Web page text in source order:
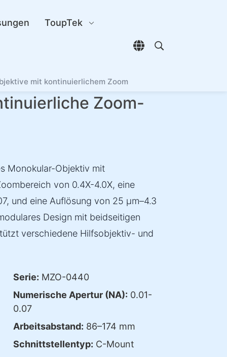
ToupTek
Sprachauswahl
Open search
mit kontinuierlichem Zoom
Zoom-
Monokular-Objektiv mit
von 0.4X-4.0X, eine
und eine Auflösung von 25 µm–4.3
Design mit beidseitigen
verschiedene Hilfsobjektiv- und
Serie: MZO-0440
Numerische Apertur (NA): 0.01-
0.07
Arbeitsabstand: 86–174 mm
Schnittstellentyp: C-Mount